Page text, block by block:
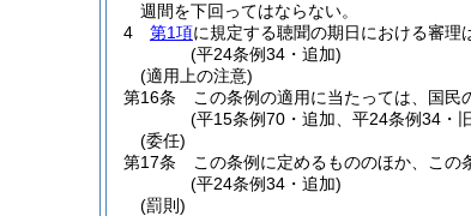
週間を下回ってはならない。
4
第1項に規定する聴聞の期日における審理
(平24条例34・追加)
(適用上の注意)
第16条
この条例の適用に当たっては、国民
(平15条例70・追加、平24条例34・
(委任)
第17条
この条例に定めるもののほか、この
(平24条例34・追加)
(罰則)